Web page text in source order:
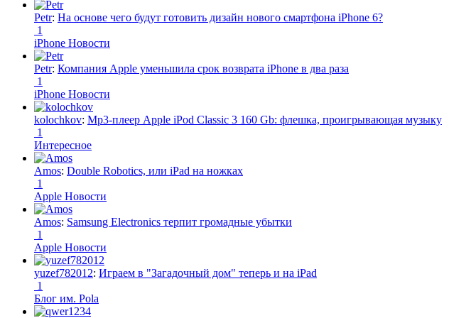
Petr: На основе чего будут готовить дизайн нового смартфона iPhone 6?
1
iPhone Новости
Petr: Компания Apple уменьшила срок возврата iPhone в два раза
1
iPhone Новости
kolochkov: Mp3-плеер Apple iPod Classic 3 160 Gb: флешка, проигрывающая музыку
1
Интересное
Amos: Double Robotics, или iPad на ножках
1
Apple Новости
Amos: Samsung Electronics терпит громадные убытки
1
Apple Новости
yuzef782012: Играем в "Загадочный дом" теперь и на iPad
1
Блог им. Pola